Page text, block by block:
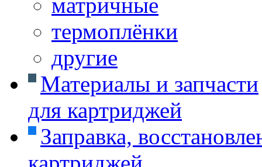
термоплёнки
другие
Материалы и запчасти
для картриджей
Заправка,